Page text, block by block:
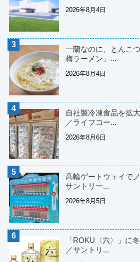
2026年8月4日
一蘭なのに、とんこ
梅ラーメン」...
2026年8月4日
自社製冷凍食品を拡
／ライフコー...
2026年8月6日
高輪ゲートウェイで
サントリー...
2026年8月5日
「ROKU〈六〉」に
／サントリ...